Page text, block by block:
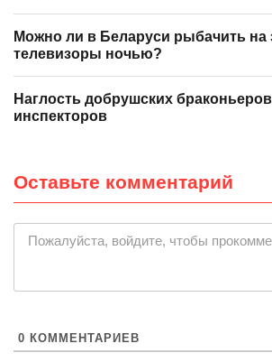
Можно ли в Беларуси рыбачить на
телевизоры ночью?
Наглость добрушских
инспекторов
Оставьте комментарий
Пожалуйста, войдите, чтобы
0 КОММЕНТАРИЕВ